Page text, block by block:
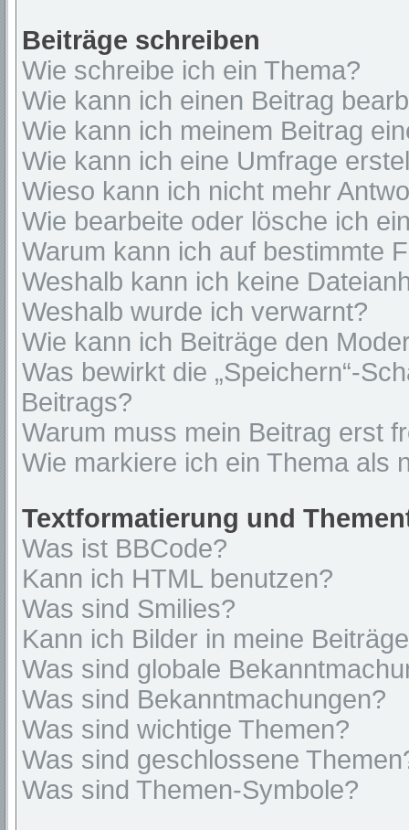
Beiträge schreiben
Wie schreibe ich ein Thema?
Wie kann ich einen Beitrag
Wie kann ich meinem Beitrag
Wie kann ich eine Umfrage
Wieso kann ich nicht mehr
Wie bearbeite oder lösche ich
Warum kann ich auf bestimmte
Weshalb kann ich keine
Weshalb wurde ich verwarnt?
Wie kann ich Beiträge den
Was bewirkt die „Speichern“-
Beitrags?
Warum muss mein Beitrag erst
Wie markiere ich ein Thema als
Textformatierung und
Was ist BBCode?
Kann ich HTML benutzen?
Was sind Smilies?
Kann ich Bilder in meine
Was sind globale
Was sind Bekanntmachungen?
Was sind wichtige Themen?
Was sind geschlossene
Was sind Themen-Symbole?